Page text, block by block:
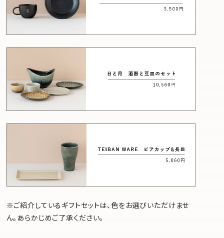
※ご紹介しているギフトセットは、色をお選びいただけませ
ん。あらかじめご了承ください。